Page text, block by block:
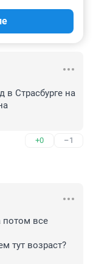
+0 –1
Страсбурге на
+0 –1
потом все
тут возраст?